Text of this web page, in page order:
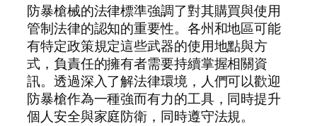
防暴槍械的法律標準強調了對其購買與使用
管制法律的認知的重要性。各州和地區可能
有特定政策規定這些武器的使用地點與方
式，負責任的擁有者需要持續掌握相關資
訊。透過深入了解法律環境，人們可以歡迎
防暴槍作為一種強而有力的工具，同時提升
個人安全與家庭防衛，同時遵守法規。